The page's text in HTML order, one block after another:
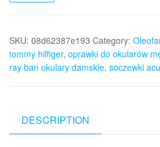
SKU: 08d62387e193 Category:
tommy hilfiger, oprawki do okularów
ray ban okulary damskie, soczewki
DESCRIPTION